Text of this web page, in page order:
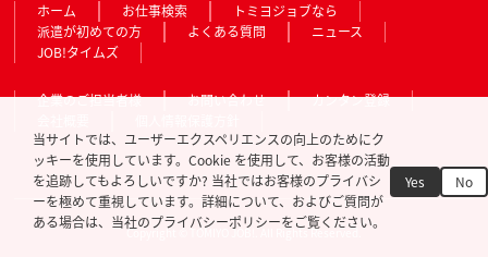
ホーム お仕事検索
トミヨジョブなら
派遣が初めての方
よくある質問
ニュース
JOB!タイムズ
企業のご担当者様 お問い合わせ
カンタン登録
Copyright © TOMIYO JOB!. All Rights Reserved.
当サイトでは、ユーザーエクスペリエンスの向上のためにク
ッキーを使用しています。Cookie を使用して、お客様の活動
を追跡してもよろしいですか? 当社ではお客様のプライバシ
ーを極めて重視しています。詳細について、およびご質問が
ある場合は、当社のプライバシーポリシーをご覧ください。
Yes No